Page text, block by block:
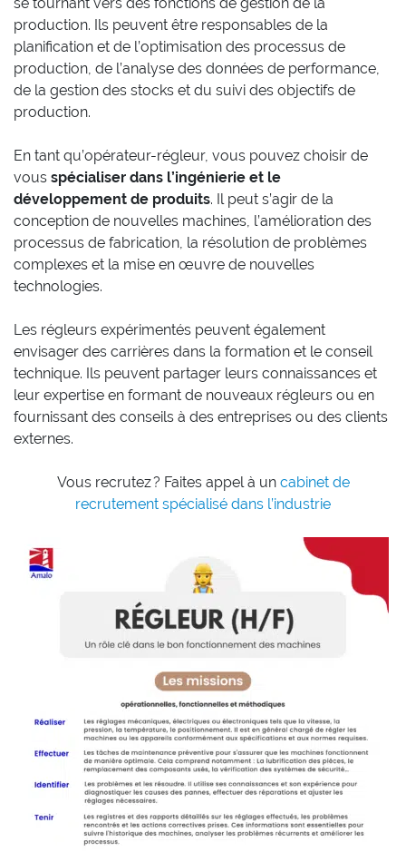
production. Ils peuvent être responsables de la
planification et de l’optimisation des processus de
production, de l’analyse des données de performance,
de la gestion des stocks et du suivi des objectifs de
production.
En tant qu’opérateur-régleur, vous pouvez choisir de
vous spécialiser dans l’ingénierie et le
développement de produits. Il peut s’agir de la
conception de nouvelles machines, l’amélioration des
processus de fabrication, la résolution de problèmes
complexes et la mise en œuvre de nouvelles
technologies.
Les régleurs expérimentés peuvent également
envisager des carrières dans la formation et le conseil
technique. Ils peuvent partager leurs connaissances et
leur expertise en formant de nouveaux régleurs ou en
fournissant des conseils à des entreprises ou des clients
externes.
Vous recrutez ? Faites appel à un cabinet de
recrutement spécialisé dans l’industrie